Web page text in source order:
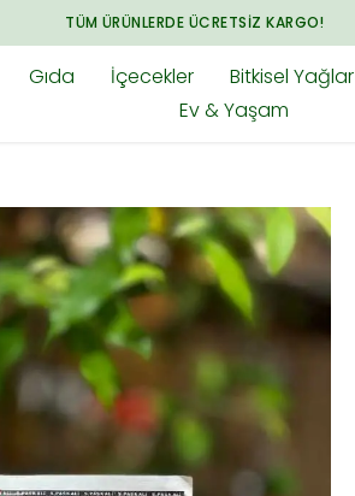
Gıda İçecekler Bitkisel Yağlar
Ev & Yaşam